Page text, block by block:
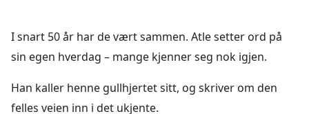
I snart 50 år har de vært sammen. Atle setter ord på
sin egen hverdag – mange kjenner seg nok igjen.
Han kaller henne gullhjertet sitt, og skriver om den
felles veien inn i det ukjente.